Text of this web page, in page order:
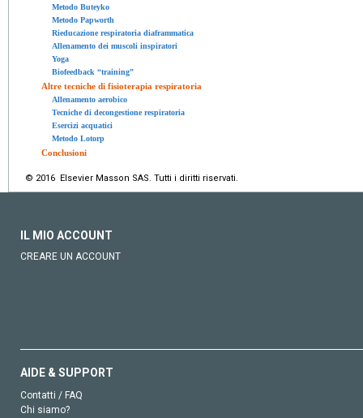
Metodo Buteyko
Metodo Papworth
Rieducazione respiratoria diaframmatica
Allenamento dei muscoli inspiratori
Yoga
Biofeedback “training”
Altre tecniche di fisioterapia respiratoria
Allenamento aerobico
Tecniche di decongestione respiratoria
Esercizi acquatici
Metodo Lotorp
Conclusioni
© 2016 Elsevier Masson SAS. Tutti i diritti riservati.
IL MIO ACCOUNT
CREARE UN ACCOUNT
AIDE & SUPPORT
Contatti / FAQ
Chi siamo?